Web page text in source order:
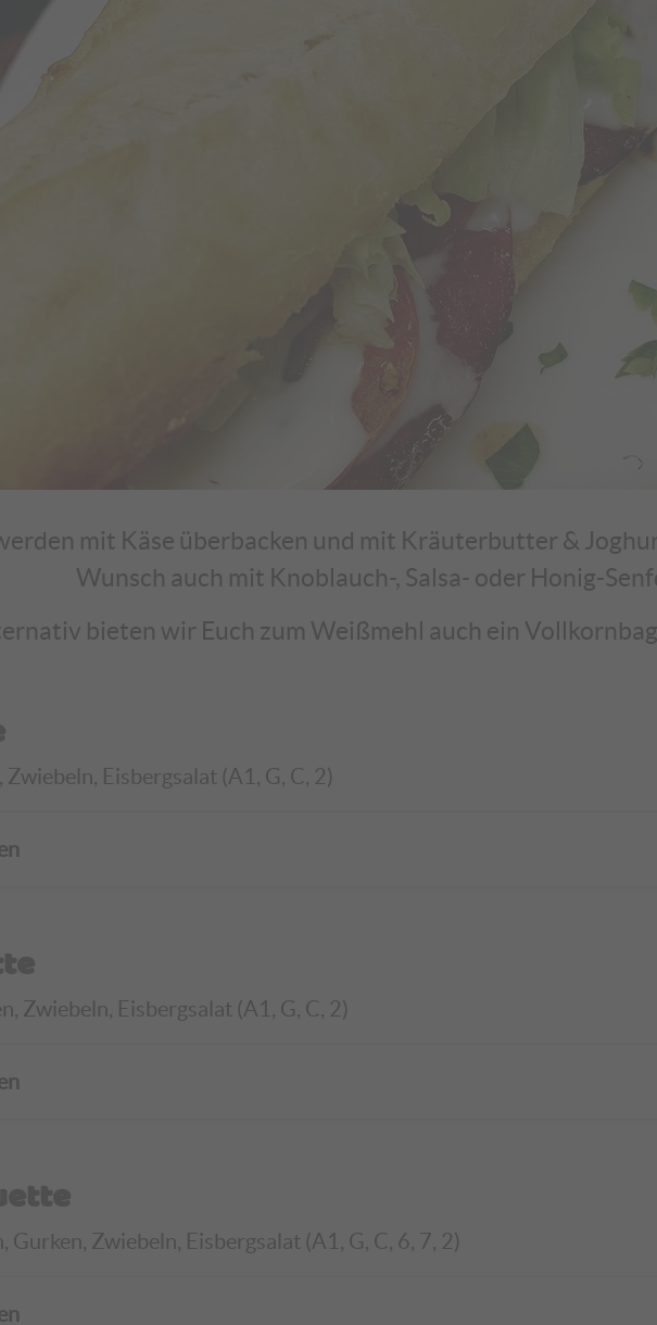
mit Käse überbacken und mit Kräuterbutter &
Wunsch auch mit Knoblauch-, Salsa- oder Honig-
bieten wir Euch zum Weißmehl auch ein
Zwiebeln, Eisbergsalat (A1, G, C, 2)
Zwiebeln, Eisbergsalat (A1, G, C, 2)
Gurken, Zwiebeln, Eisbergsalat (A1, G, C, 6, 7, 2)